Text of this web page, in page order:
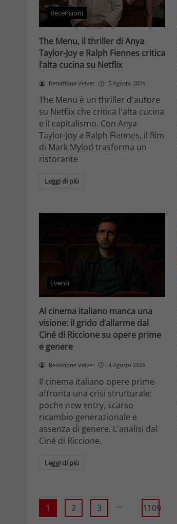
Recensioni
The Menu, il thriller di Anya
Taylor-Joy e Ralph Fiennes critica
l’alta cucina su Netflix
Redazione Velvet 5 Agosto 2026
The Menu è un thriller d'autore
su Netflix che critica l'alta cucina
e il capitalismo. Con Anya
Taylor-Joy e Ralph Fiennes, il film
di Mark Mylod trasforma un
ristorante
Leggi di più
Eventi
Al cinema italiano manca una
visione: il grido d’allarme dal
Ciné di Riccione su opere prime
e genere
Redazione Velvet 4 Agosto 2026
Il cinema italiano opere prime
affronta una crisi strutturale:
poche new entry, scarso
ricambio generazionale e
assenza di genere. L'analisi dal
Ciné di Riccione.
Leggi di più
1 2 3 ... 1109